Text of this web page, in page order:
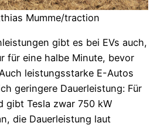
Mumme/traction
gibt es bei EVs auch,
für eine halbe Minute, bevor
leistungsstarke E-Autos
geringere Dauerleistung: Für
gibt Tesla zwar 750 kW
die Dauerleistung laut